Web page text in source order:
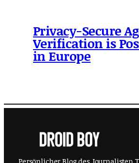
Privacy-Secure
Verification is
in Europe